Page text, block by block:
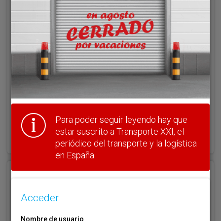
Acceder
Nombre de usuario
¿Olvidó su clave?
Haga clic aquí para recuperarla.
Nombre de usuario (elija un nombre)
Para poder seguir leyendo hay que
estar suscrito a Transporte XXI, el
periódico del transporte y la logística
en España.
Acceder
Nombre de usuario